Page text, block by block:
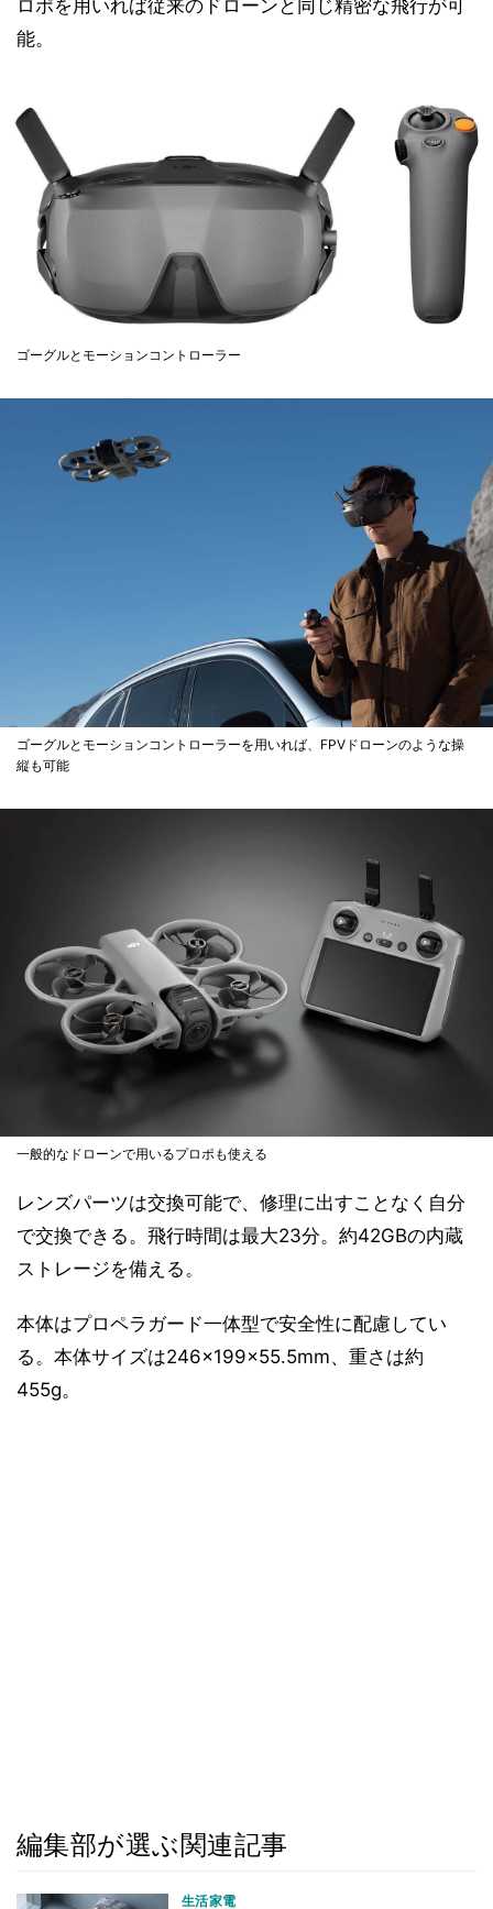
ロポを用いれば従来のドローンと同じ精密な飛行が可
能。
ゴーグルとモーションコントローラー
ゴーグルとモーションコントローラーを用いれば、FPVドローンのような操
縦も可能
一般的なドローンで用いるプロポも使える
レンズパーツは交換可能で、修理に出すことなく自分
で交換できる。飛行時間は最大23分。約42GBの内蔵
ストレージを備える。
本体はプロペラガード一体型で安全性に配慮してい
る。本体サイズは246×199×55.5mm、重さは約
455g。
編集部が選ぶ関連記事
生活家電